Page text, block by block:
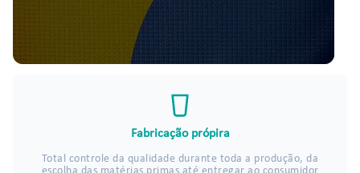
Fabricação própira
Total controle da qualidade durante toda a produção, da